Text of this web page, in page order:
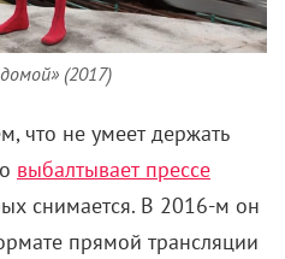
(2017)
что не умеет держать
выбалтывает прессе
снимается. В 2016-м он
прямой трансляции